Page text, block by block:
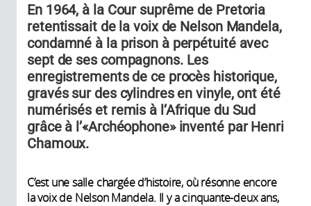
En 1964, à la Cour suprême de Pretoria
retentissait de la voix de Nelson Mandela,
condamné à la prison à perpétuité avec
sept de ses compagnons. Les
enregistrements de ce procès historique,
gravés sur des cylindres en vinyle, ont été
numérisés et remis à l’Afrique du Sud
grâce à l’«Archéophone» inventé par Henri
Chamoux.
C’est une salle chargée d’histoire, où résonne encore
la voix de Nelson Mandela. Il y a cinquante-deux ans,